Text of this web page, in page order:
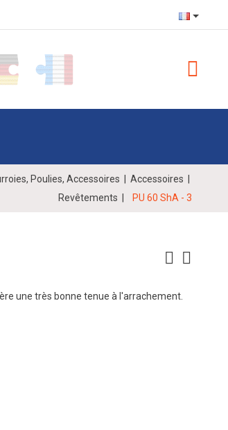
Poulies, Accessoires Accessoires
Revêtements
PU 60 ShA - 3
une très bonne tenue à l'arrachement.